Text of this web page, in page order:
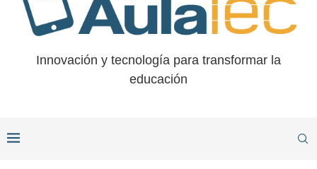
Innovación y tecnología para transformar la
educación